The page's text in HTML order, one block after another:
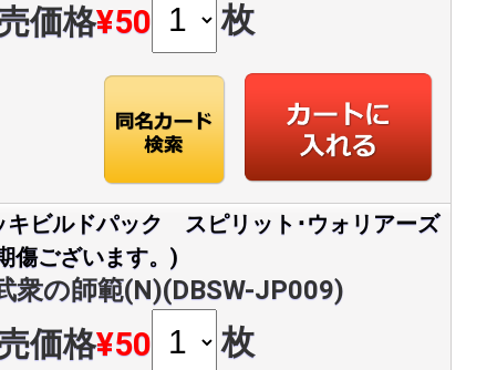
価格¥50 枚
キビルドパック スピリット･ウォリアーズ
傷ございます。)
衆の師範(N)(DBSW-JP009)
価格¥50 枚